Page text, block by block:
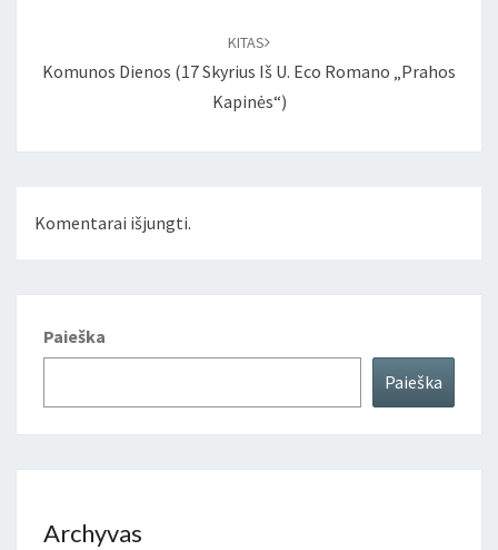
KITAS
Komunos Dienos (17 Skyrius Iš U. Eco Romano „Prahos
Kapinės“)
Komentarai išjungti.
Paieška
Paieška
Archyvas